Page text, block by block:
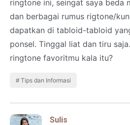
ringtone ini, seingat saya beda
dan berbagai rumus rigtone/
dapatkan di tabloid-tabloid
ponsel. Tinggal liat dan tiru
ringtone favoritmu kala itu?
Tips dan Informasi
Sulis